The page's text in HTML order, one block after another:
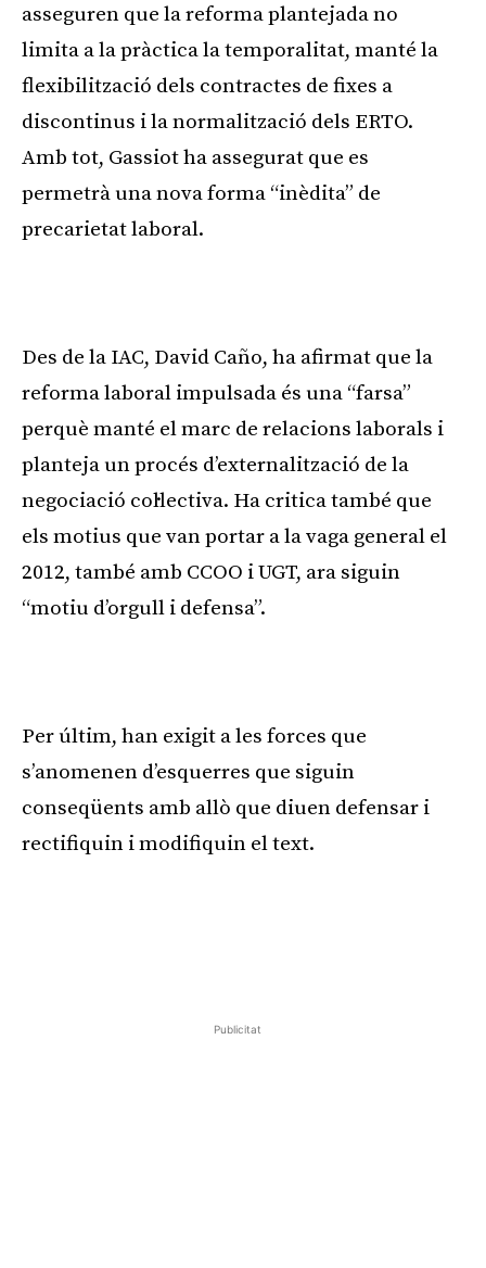
asseguren que la reforma plantejada no
limita a la pràctica la temporalitat, manté la
flexibilització dels contractes de fixes a
discontinus i la normalització dels ERTO.
Amb tot, Gassiot ha assegurat que es
permetrà una nova forma “inèdita” de
precarietat laboral.
Des de la IAC, David Caño, ha afirmat que la
reforma laboral impulsada és una “farsa”
perquè manté el marc de relacions laborals i
planteja un procés d’externalització de la
negociació col·lectiva. Ha critica també que
els motius que van portar a la vaga general el
2012, també amb CCOO i UGT, ara siguin
“motiu d’orgull i defensa”.
Per últim, han exigit a les forces que
s’anomenen d’esquerres que siguin
conseqüents amb allò que diuen defensar i
rectifiquin i modifiquin el text.
Publicitat